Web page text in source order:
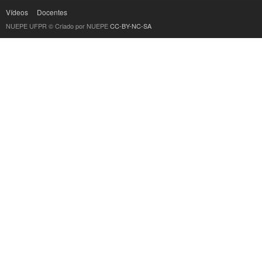
Vídeos Docentes
NUEPE UFPR © Criado por NUEPECC-BY-NC-SA